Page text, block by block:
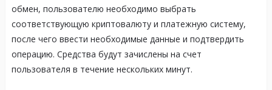
обмен, пользователю необходимо выбрать
соответствующую криптовалюту и платежную систему,
после чего ввести необходимые данные и подтвердить
операцию. Средства будут зачислены на счет
пользователя в течение нескольких минут.